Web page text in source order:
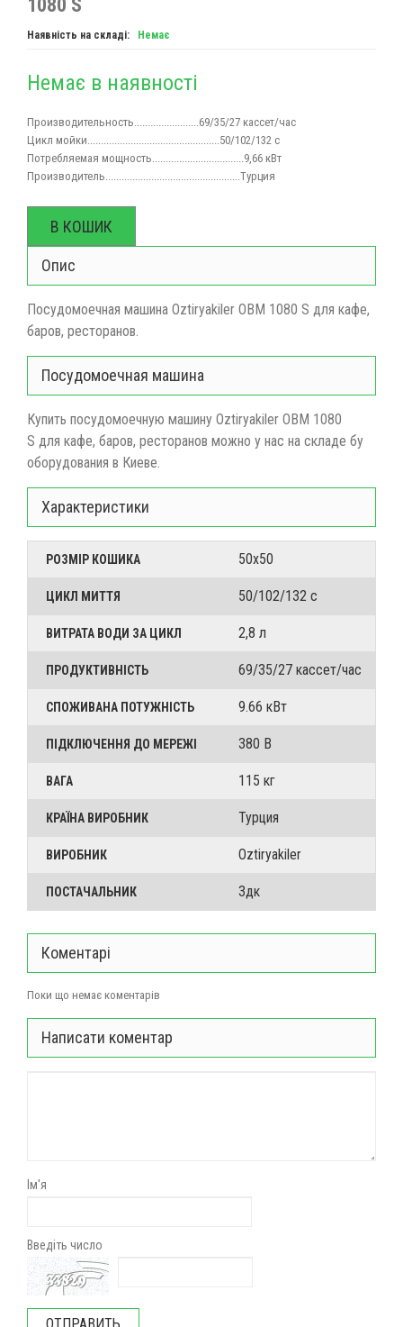
1080 S
Наявність на складі: Немає
Немає в наявності
Производительность........................69/35/27 кассет/час
Цикл мойки.................................................50/102/132 с
Потребляемая мощность..................................9,66 кВт
Производитель..................................................Турция
В КОШИК
Опис
Посудомоечная машина Oztiryakiler OBM 1080 S для кафе,
баров, ресторанов.
Посудомоечная машина
Купить посудомоечную машину Oztiryakiler OBM 1080
S для кафе, баров, ресторанов можно у нас на складе бу
оборудования в Киеве.
Характеристики
РОЗМІР КОШИКА 50x50
ЦИКЛ МИТТЯ 50/102/132 с
ВИТРАТА ВОДИ ЗА ЦИКЛ 2,8 л
ПРОДУКТИВНІСТЬ 69/35/27 кассет/час
СПОЖИВАНА ПОТУЖНІСТЬ 9.66 кВт
ПІДКЛЮЧЕННЯ ДО МЕРЕЖІ 380 В
ВАГА 115 кг
КРАЇНА ВИРОБНИК Турция
ВИРОБНИК Oztiryakiler
ПОСТАЧАЛЬНИК 3дк
Коментарі
Поки що немає коментарів
Написати коментар
Ім'я
Введіть число